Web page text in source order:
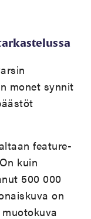
monet synnit
feature-
kuin
500 000
on
muotokuva